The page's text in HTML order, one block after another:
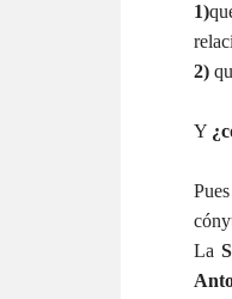
1)
2)
Y
La